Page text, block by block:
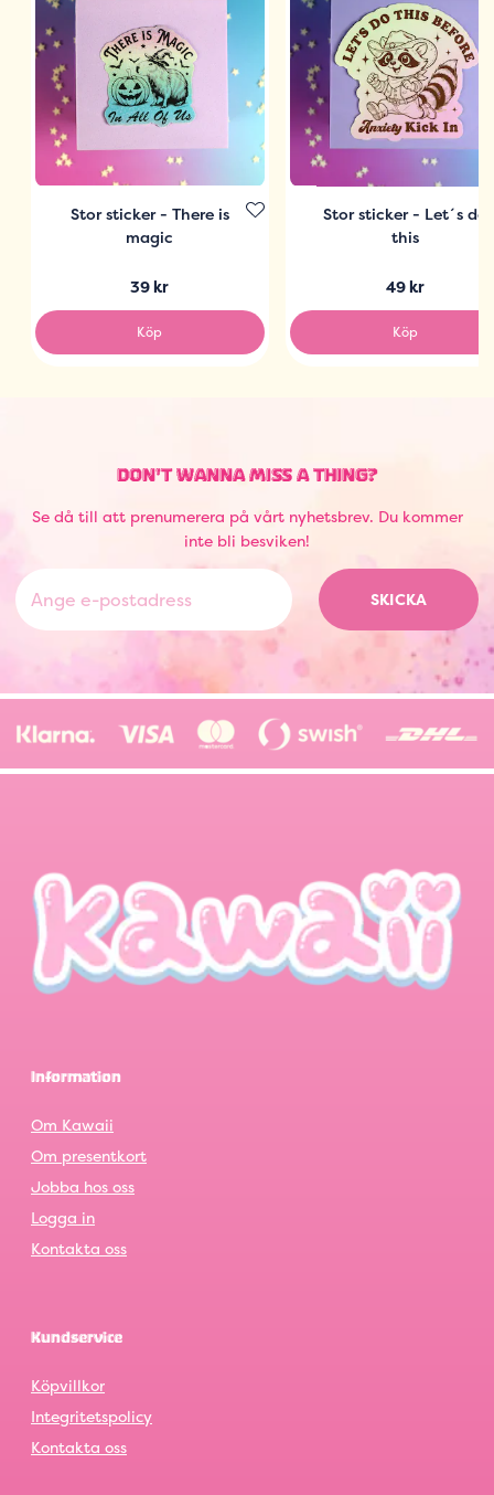
Stor sticker - There is
magic
39 kr
Köp
Stor sticker - Let´s do
this
49 kr
Köp
DON'T WANNA MISS A THING?
Se då till att prenumerera på vårt nyhetsbrev. Du kommer
inte bli besviken!
SKICKA
Information
Om Kawaii
Om presentkort
Jobba hos oss
Logga in
Kontakta oss
Kundservice
Köpvillkor
Integritetspolicy
Kontakta oss